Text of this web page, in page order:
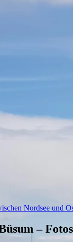
Nordsee und
– Fotos